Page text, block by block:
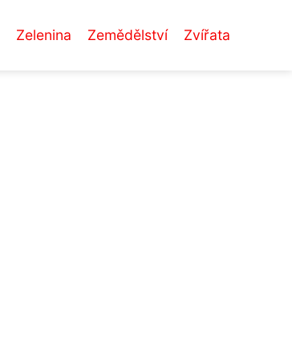
Zelenina Zemědělství Zvířata